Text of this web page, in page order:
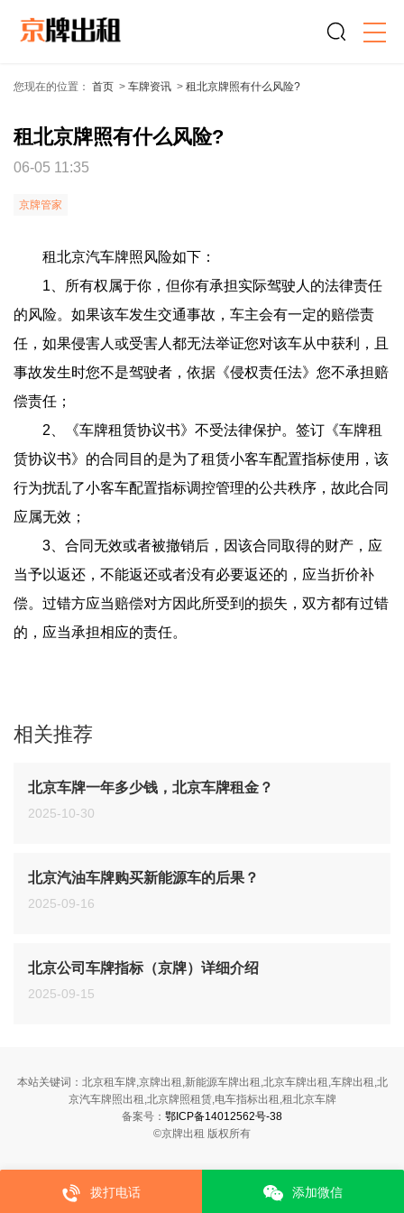
您现在的位置： 首页 > 车牌资讯 > 租北京牌照有什么风险?
租北京牌照有什么风险?
06-05 11:35
京牌管家
租北京汽车牌照风险如下：
1、所有权属于你，但你有承担实际驾驶人的法律责任
的风险。如果该车发生交通事故，车主会有一定的赔偿责
任，如果侵害人或受害人都无法举证您对该车从中获利，且
事故发生时您不是驾驶者，依据《侵权责任法》您不承担赔
偿责任；
2、《车牌租赁协议书》不受法律保护。签订《车牌租
赁协议书》的合同目的是为了租赁小客车配置指标使用，该
行为扰乱了小客车配置指标调控管理的公共秩序，故此合同
应属无效；
3、合同无效或者被撤销后，因该合同取得的财产，应
当予以返还，不能返还或者没有必要返还的，应当折价补
偿。过错方应当赔偿对方因此所受到的损失，双方都有过错
的，应当承担相应的责任。
相关推荐
北京车牌一年多少钱，北京车牌租金？
2025-10-30
北京汽油车牌购买新能源车的后果？
2025-09-16
北京公司车牌指标（京牌）详细介绍
2025-09-15
本站关键词：北京租车牌,京牌出租,新能源车牌出租,北京车牌出租,车牌出租,北
京汽车牌照出租,北京牌照租赁,电车指标出租,租北京车牌
备案号： 鄂ICP备14012562号-38
©京牌出租 版权所有
拨打电话 添加微信